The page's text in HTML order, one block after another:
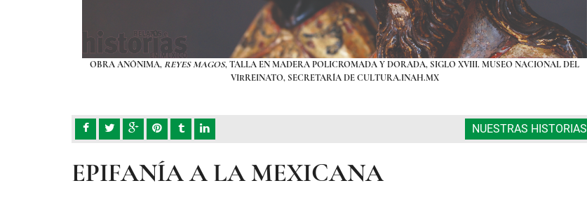
OBRA ANÓNIMA, REYES MAGOS, TALLA EN MADERA POLICROMADA Y DORADA, SIGLO XVIII. MUSEO NACIONAL DEL
VIRREINATO, SECRETARÍA DE CULTURA.INAH.MX
NUESTRAS HISTORIAS
EPIFANÍA A LA MEXICANA